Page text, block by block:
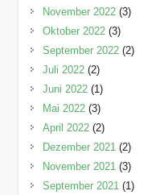
November 2022(3)
Oktober 2022(3)
September 2022(2)
Juli 2022(2)
Juni 2022(1)
Mai 2022(3)
April 2022(2)
Dezember 2021(2)
November 2021(3)
September 2021(1)